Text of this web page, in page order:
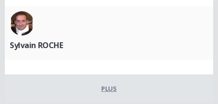
Sylvain ROCHE
PLUS